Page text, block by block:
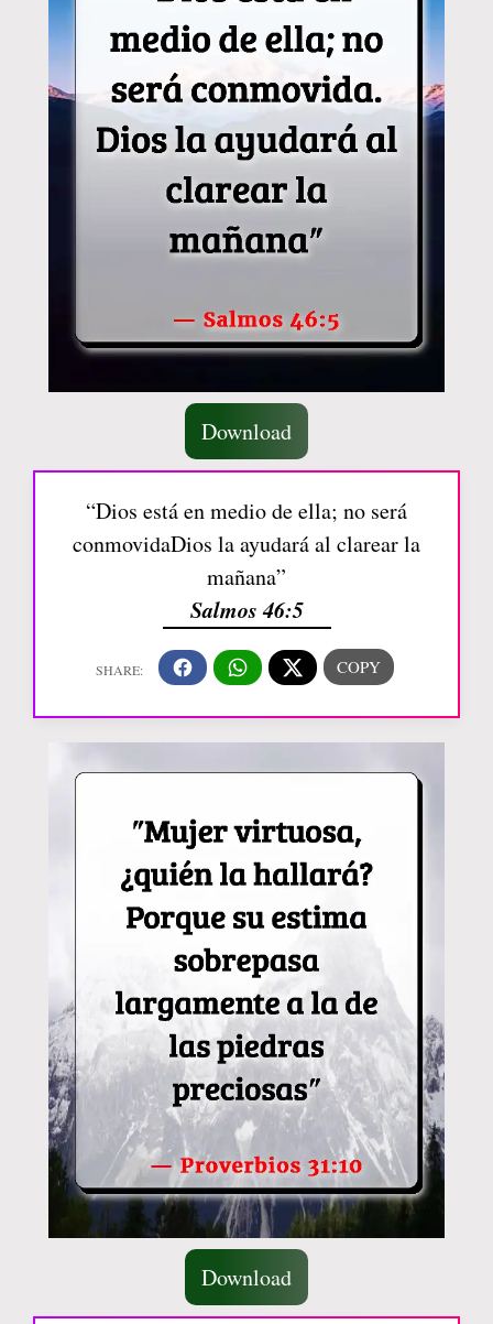
Download
“Dios está en medio de ella; no será
conmovidaDios la ayudará al clarear la
mañana”
Salmos 46:5
Download